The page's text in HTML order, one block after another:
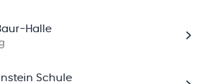
Halle
Schule